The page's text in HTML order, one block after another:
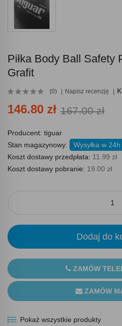
Piłka Body Ball Safety
Grafit
(0) Napisz recenzję
146.80 zł 167.00 zł
Producent: tiguar
Stan magazynowy:
Wysyłka w 24h
Koszt dostawy przedpłata: 11.99 zł
Koszt dostawy pobranie: 19.00 zł
Dodaj do
ZAMÓW
ZAMÓW
Pokaż wszystkie produkty